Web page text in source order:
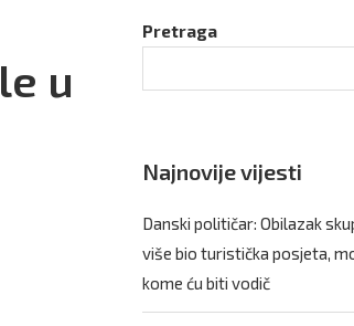
u
Pretraga
Najnovije vijesti
Danski političar: Obilazak
više bio turistička posjeta,
kome ću biti vodič